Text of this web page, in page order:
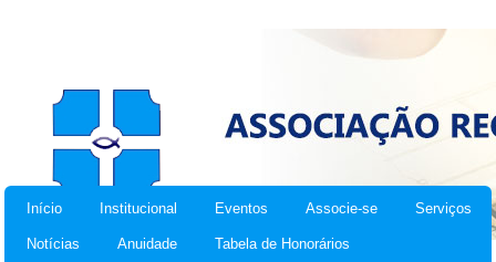
Início Institucional Eventos Associe-se Serviços
Notícias Anuidade Tabela de Honorários